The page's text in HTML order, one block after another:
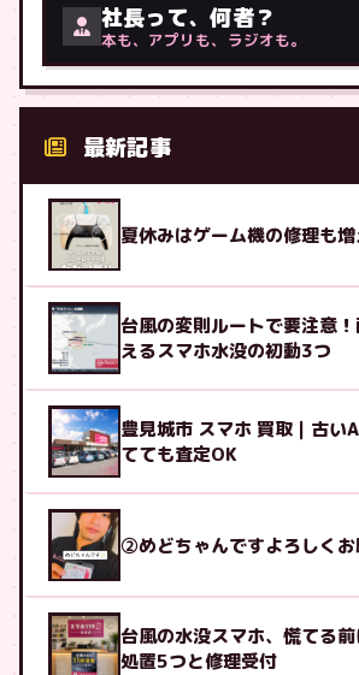
社長って、何者？
本も、アプリも、ラジオも。
最新記事
夏休みはゲーム機の修理も増
台風の変則ルートで要注意
えるスマホ水没の初動3つ
豊見城市 スマホ 買取｜古
てても査定OK
②めどちゃんですよろしくお
台風の水没スマホ、慌てる
処置5つと修理受付